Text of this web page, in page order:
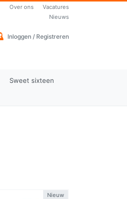
Over ons
Vacatures
Nieuws
Inloggen / Registreren
Sweet sixteen
Nieuw